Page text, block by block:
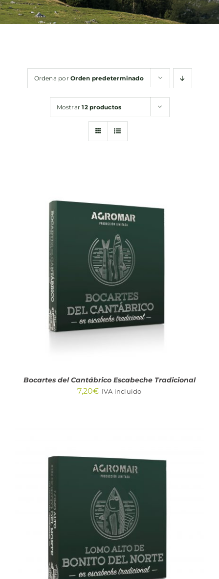
Bebidas
Ordena porOrden predeterminado
Mostrar12 productos
AÑADIR AL CARRITO
DETALLES
Bocartes del Cantábrico Escabeche Tradicional
7,20€ IVA incluido
AÑADIR AL CARRITO
DETALLES